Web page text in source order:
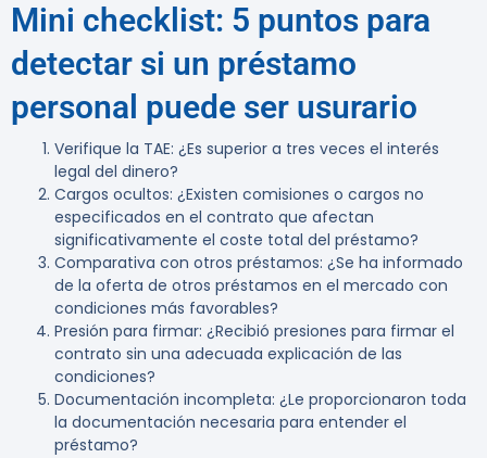
Mini checklist: 5 puntos para
detectar si un préstamo
personal puede ser usurario
Verifique la TAE: ¿Es superior a tres veces el interés
legal del dinero?
Cargos ocultos: ¿Existen comisiones o cargos no
especificados en el contrato que afectan
significativamente el coste total del préstamo?
Comparativa con otros préstamos: ¿Se ha informado
de la oferta de otros préstamos en el mercado con
condiciones más favorables?
Presión para firmar: ¿Recibió presiones para firmar el
contrato sin una adecuada explicación de las
condiciones?
Documentación incompleta: ¿Le proporcionaron toda
la documentación necesaria para entender el
préstamo?